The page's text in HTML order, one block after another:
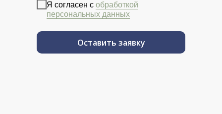
Я согласен с обработкой
персональных данных
Оставить заявку